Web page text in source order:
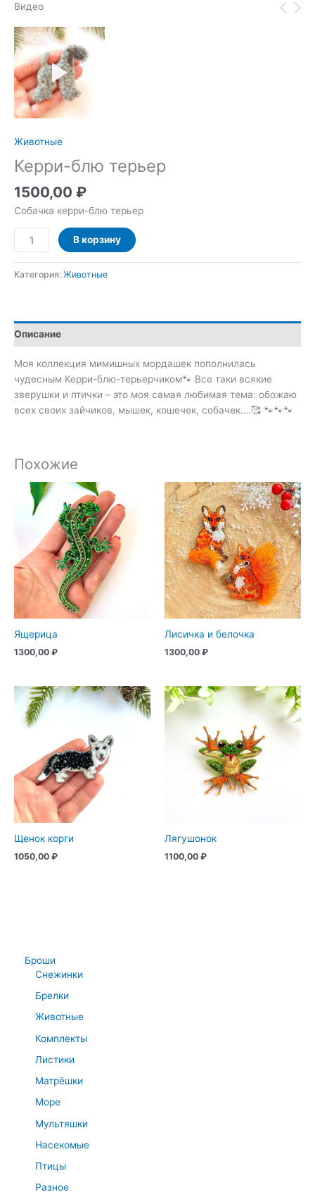
Броши
Снежинки
Брелки
Животные
Комплекты
Листики
Матрёшки
Море
Мультяшки
Насекомые
Птицы
Разное
Видео
Животные
Керри-блю терьер
1500,00 ₽
Собачка керри-блю терьер
Количество
товара
Керри-
блю
В корзину
Категория: Животные
Описание
Моя коллекция мимишных мордашек пополнилась
чудесным Керри-блю-терьерчиком🐾 Все таки всякие
зверушки и птички – это моя самая любимая тема: обожаю
всех своих зайчиков, мышек, кошечек, собачек….🥰 🐾🐾🐾
Похожие
Ящерица
1300,00 ₽
Лисичка и белочка
1300,00 ₽
Щенок корги
1050,00 ₽
Лягушонок
1100,00 ₽